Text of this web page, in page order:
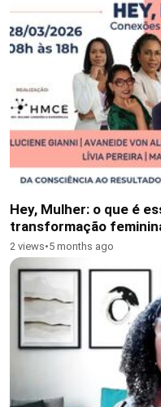
Hey, Mulher: o que é
transformação
2 views•5 months ago